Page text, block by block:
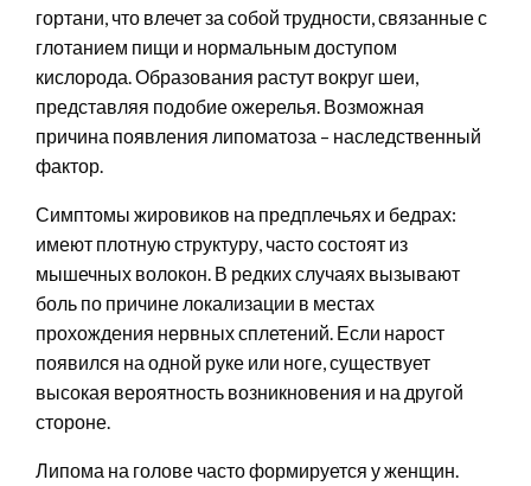
гортани, что влечет за собой трудности, связанные с
глотанием пищи и нормальным доступом
кислорода. Образования растут вокруг шеи,
представляя подобие ожерелья. Возможная
причина появления липоматоза – наследственный
фактор.
Симптомы жировиков на предплечьях и бедрах:
имеют плотную структуру, часто состоят из
мышечных волокон. В редких случаях вызывают
боль по причине локализации в местах
прохождения нервных сплетений. Если нарост
появился на одной руке или ноге, существует
высокая вероятность возникновения и на другой
стороне.
Липома на голове часто формируется у женщин.